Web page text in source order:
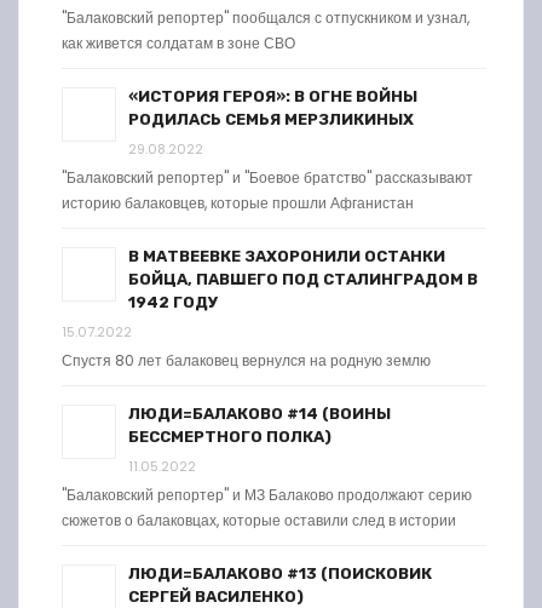
"Балаковский репортер" пообщался с отпускником и узнал,
как живется солдатам в зоне СВО
«ИСТОРИЯ ГЕРОЯ»: В ОГНЕ ВОЙНЫ
РОДИЛАСЬ СЕМЬЯ МЕРЗЛИКИНЫХ
29.08.2022
"Балаковский репортер" и "Боевое братство" рассказывают
историю балаковцев, которые прошли Афганистан
В МАТВЕЕВКЕ ЗАХОРОНИЛИ ОСТАНКИ
БОЙЦА, ПАВШЕГО ПОД СТАЛИНГРАДОМ В
1942 ГОДУ
15.07.2022
Спустя 80 лет балаковец вернулся на родную землю
ЛЮДИ=БАЛАКОВО #14 (ВОИНЫ
БЕССМЕРТНОГО ПОЛКА)
11.05.2022
"Балаковский репортер" и МЗ Балаково продолжают серию
сюжетов о балаковцах, которые оставили след в истории
ЛЮДИ=БАЛАКОВО #13 (ПОИСКОВИК
СЕРГЕЙ ВАСИЛЕНКО)